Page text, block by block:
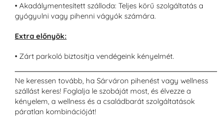
• Akadálymentesített szálloda: Teljes körű szolgáltatás a
gyógyulni vagy pihenni vágyók számára.
Extra előnyök:
• Zárt parkoló biztosítja vendégeink kényelmét.
Ne keressen tovább, ha Sárváron pihenést vagy wellness
szállást keres! Foglalja le szobáját most, és élvezze a
kényelem, a wellness és a családbarát szolgáltatások
páratlan kombinációját!